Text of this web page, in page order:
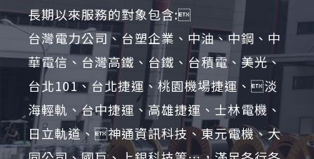
長期以來服務的對象包含:
台灣電力公司、台塑企業、中油、中鋼、中
華電信、台灣高鐵、台鐵、台積電、美光、
台北101、台北捷運、桃園機場捷運、淡
海輕軌、台中捷運、高雄捷運、士林電機、
日立軌道、神通資訊科技、東元電機、大